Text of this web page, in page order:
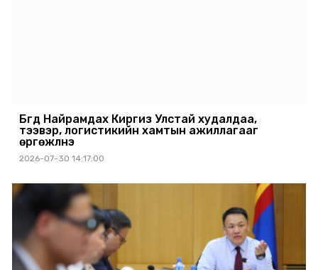
Бүгд Найрамдах Киргиз Улстай худалдаа,
тээвэр, логистикийн хамтын ажиллагааг
өргөжүүлнэ
2026-07-30 14:17:00